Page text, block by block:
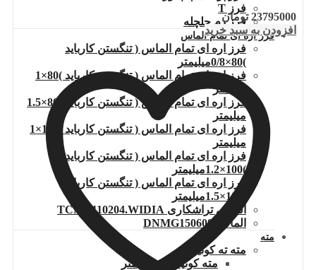
فرز T
فرز دم چلچله
فرز اره ای تمام الماس
فرز اره ای تمام الماس ( تنگستن کارباید
)80×0/8میلیمتر
فرز اره ای تمام الماس ( تنگستن کارباید )80×1
میلیمتر
فرز اره ای تمام الماس ( تنگستن کارباید )80×1.5
میلیمتر
فرز اره ای تمام الماس ( تنگستن کارباید )100×1
میلیمتر
فرز اره ای تمام الماس ( تنگستن کارباید
)100×1.2میلیمتر
فرز اره ای تمام الماس ( تنگستن کارباید
الماس تراشکاری TCMT110204.WIDIA
الماس DNMG150608
مته
مته ته کونیک
مته کونیک 14 میلیمتر
23795000 تومان
افزودن به سبد خرید